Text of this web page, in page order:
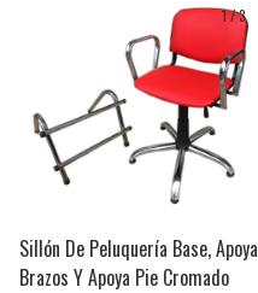
1/3
Sillón De Peluquería Base, Apoya
Brazos Y Apoya Pie Cromado